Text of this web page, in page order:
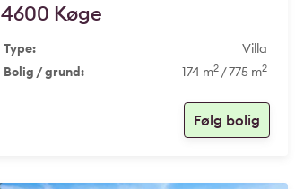
4600 Køge
Type:
Villa
Bolig / grund:
174 m2 / 775 m2